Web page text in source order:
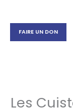
contenu
FAIRE UN DON
Les